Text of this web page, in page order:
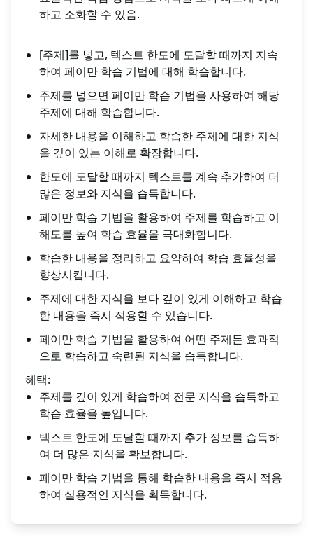
하고 소화할 수 있음.
[주제]를 넣고, 텍스트 한도에 도달할 때까지 지속
하여 페이만 학습 기법에 대해 학습합니다.
주제를 넣으면 페이만 학습 기법을 사용하여 해당
주제에 대해 학습합니다.
자세한 내용을 이해하고 학습한 주제에 대한 지식
을 깊이 있는 이해로 확장합니다.
한도에 도달할 때까지 텍스트를 계속 추가하여 더
많은 정보와 지식을 습득합니다.
페이만 학습 기법을 활용하여 주제를 학습하고 이
해도를 높여 학습 효율을 극대화합니다.
학습한 내용을 정리하고 요약하여 학습 효율성을
향상시킵니다.
주제에 대한 지식을 보다 깊이 있게 이해하고 학습
한 내용을 즉시 적용할 수 있습니다.
페이만 학습 기법을 활용하여 어떤 주제든 효과적
으로 학습하고 숙련된 지식을 습득합니다.
혜택:
주제를 깊이 있게 학습하여 전문 지식을 습득하고
학습 효율을 높입니다.
텍스트 한도에 도달할 때까지 추가 정보를 습득하
여 더 많은 지식을 확보합니다.
페이만 학습 기법을 통해 학습한 내용을 즉시 적용
하여 실용적인 지식을 획득합니다.